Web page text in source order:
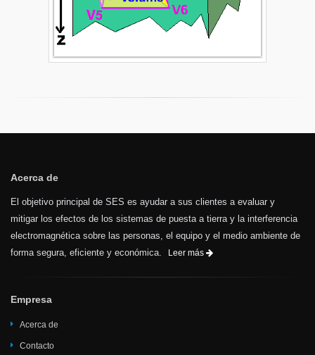
Acerca de
El objetivo principal de SES es ayudar a sus clientes a evaluar y
mitigar los efectos de los sistemas de puesta a tierra y la interferencia
electromagnética sobre las personas, el equipo y el medio ambiente de
forma segura, eficiente y económica.
Leer más
Empresa
Acerca de
Contacto